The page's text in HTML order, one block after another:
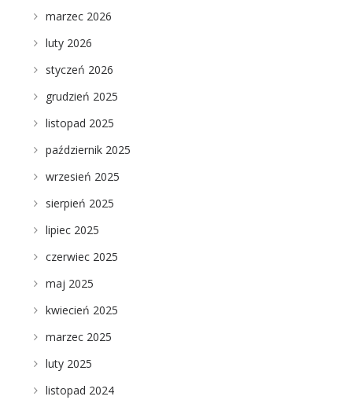
marzec 2026
luty 2026
styczeń 2026
grudzień 2025
listopad 2025
październik 2025
wrzesień 2025
sierpień 2025
lipiec 2025
czerwiec 2025
maj 2025
kwiecień 2025
marzec 2025
luty 2025
listopad 2024